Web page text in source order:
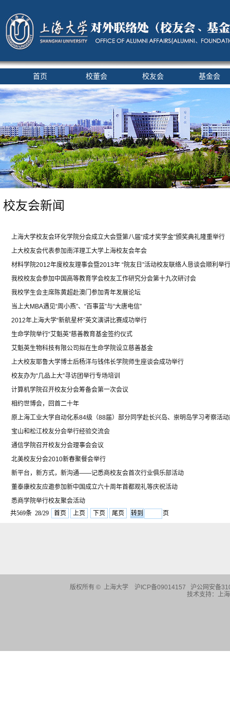
首页 校董会 校友会 基金会
校友会新闻
上海大学校友会环化学院分会成立大会暨第八届“成才奖学金”颁奖典礼隆重举行
上大校友会代表参加南洋理工大学上海校友会年会
材料学院2012年度校友理事会暨2013年 “院友日”活动校友联络人恳谈会顺利举行
我校校友会参加中国高等教育学会校友工作研究分会第十九次研讨会
我校学生会主席陈黄超赴澳门参加青年发展论坛
当上大MBA遇见“周小燕”、“百事蓝”与“大唐电信”
2012年上海大学“新航星杯”英文演讲比赛成功举行
生命学院举行“艾魁英”慈善教育基金签约仪式
艾魁英生物科技有限公司拟在生命学院设立慈善基金
上大校友耶鲁大学博士后杨洋与钱伟长学院师生座谈会成功举行
校友办为“几品上大”寻访团举行专场培训
计算机学院召开校友分会筹备会第一次会议
相约世博会，回首二十年
原上海工业大学自动化系84级（88届）部分同学赴长兴岛、崇明岛学习考察活
宝山和松江校友分会举行经验交流会
通信学院召开校友分会理事会会议
北美校友分会2010新春聚餐会举行
新平台，新方式，新沟通——记悉商校友会首次行业俱乐部活动
董泰康校友应邀参加新中国成立六十周年首都观礼等庆祝活动
悉商学院举行校友聚会活动
共569条 28/29
首页 上页 下页 尾页 页
版权所有 © 上海大学
沪ICP备09014157 沪公网安备
技术支持： 上